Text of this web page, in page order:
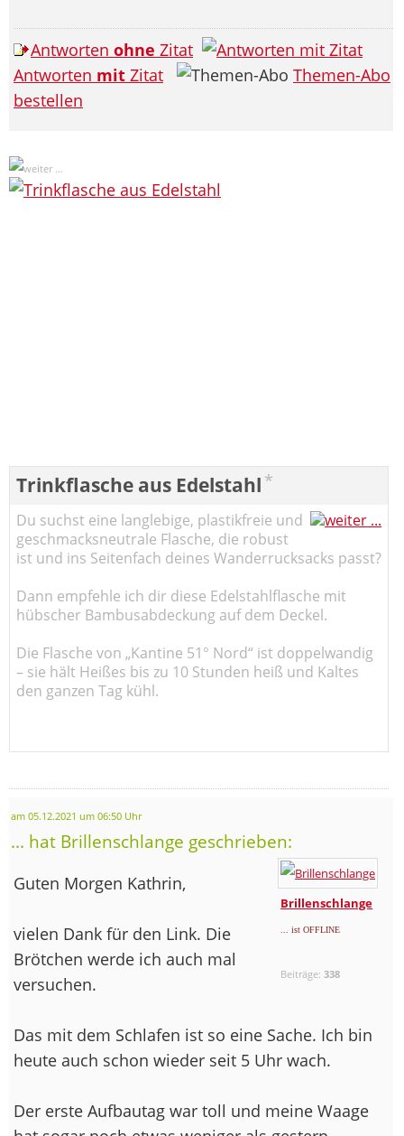
Antworten ohne Zitat
Antworten mit Zitat
Themen-Abo
bestellen
Trinkflasche aus Edelstahl *
Du suchst eine langlebige, plastikfreie und
geschmacksneutrale Flasche, die robust
ist und ins Seitenfach deines Wanderrucksacks passt?
Dann empfehle ich dir diese Edelstahlflasche mit
hübscher Bambusabdeckung auf dem Deckel.
Die Flasche von „Kantine 51° Nord“ ist doppelwandig
– sie hält Heißes bis zu 10 Stunden heiß und Kaltes
den ganzen Tag kühl.
am 05.12.2021 um 06:50 Uhr
... hat Brillenschlange geschrieben:
Brillenschlange
... ist OFFLINE
Beiträge:338
Guten Morgen Kathrin,
vielen Dank für den Link. Die
Brötchen werde ich auch mal
versuchen.
Das mit dem Schlafen ist so eine Sache. Ich bin
heute auch schon wieder seit 5 Uhr wach.
Der erste Aufbautag war toll und meine Waage